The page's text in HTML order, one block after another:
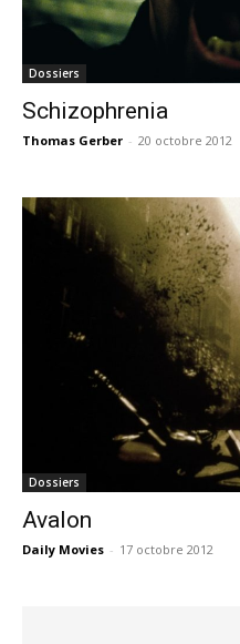
Dossiers
Schizophrenia
Thomas Gerber - 20 octobre 2012
Dossiers
Avalon
Daily Movies - 17 octobre 2012